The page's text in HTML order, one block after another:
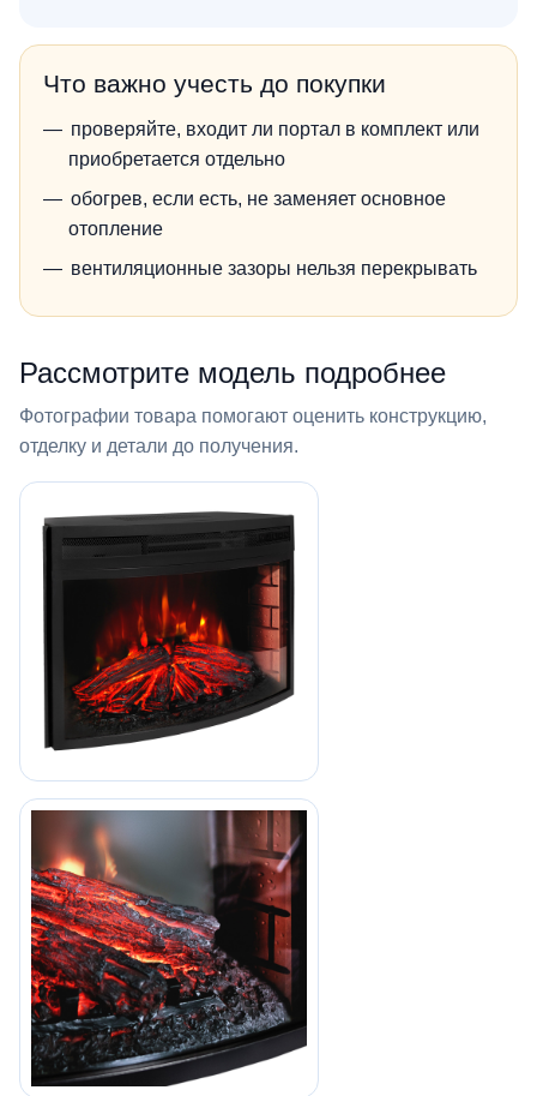
Что важно учесть до покупки
проверяйте, входит ли портал в комплект или
приобретается отдельно
обогрев, если есть, не заменяет основное
отопление
вентиляционные зазоры нельзя перекрывать
Рассмотрите модель подробнее
Фотографии товара помогают оценить конструкцию,
отделку и детали до получения.